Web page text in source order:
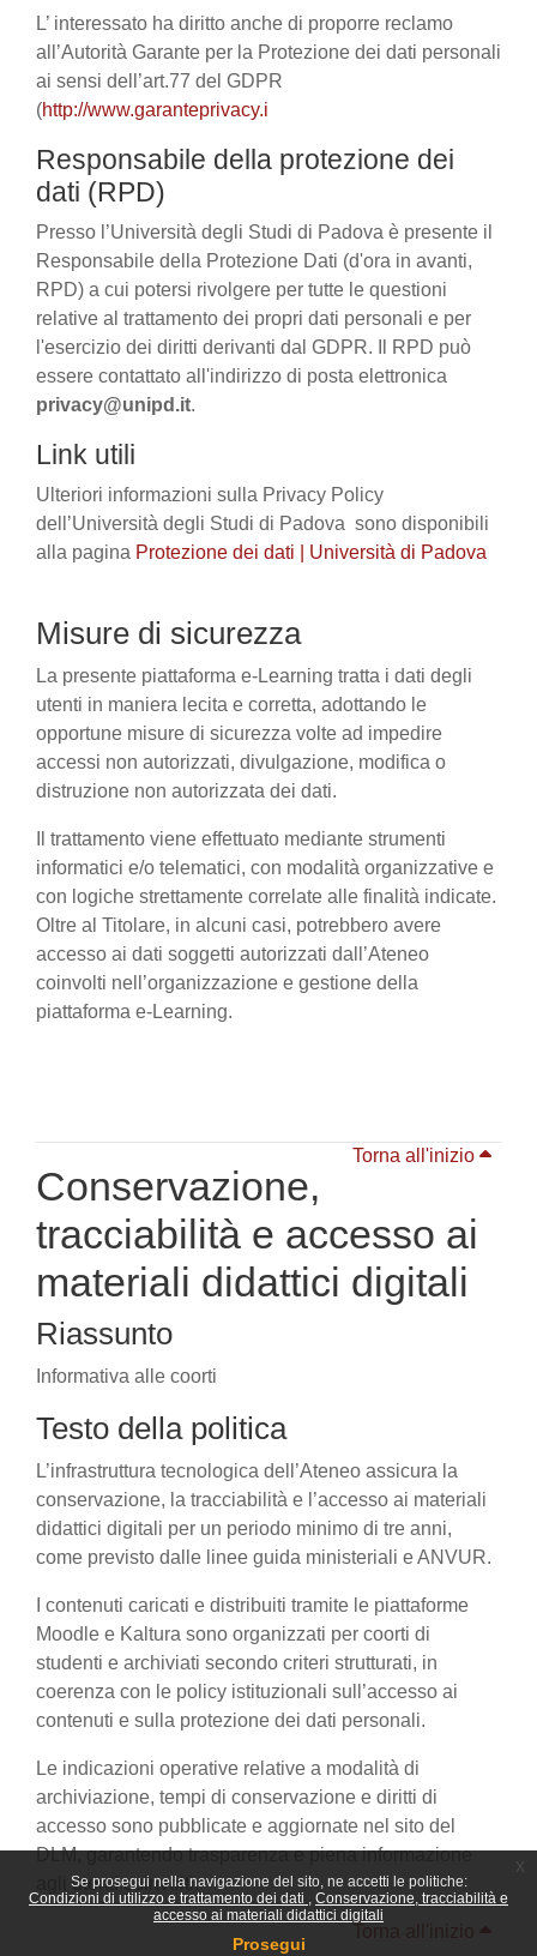
Se prosegui nella navigazione del sito, ne accetti le politiche:
Condizioni di utilizzo e trattamento dei dati
Conservazione, tracciabilità e
accesso ai materiali didattici digitali
Prosegui
L’ interessato ha diritto anche di proporre reclamo
all’Autorità Garante per la Protezione dei dati personali
ai sensi dell’art.77 del GDPR
(http://www.garanteprivacy.i
Responsabile della protezione dei
dati (RPD)
Presso l’Università degli Studi di Padova è presente il
Responsabile della Protezione Dati (d'ora in avanti,
RPD) a cui potersi rivolgere per tutte le questioni
relative al trattamento dei propri dati personali e per
l'esercizio dei diritti derivanti dal GDPR. Il RPD può
essere contattato all'indirizzo di posta elettronica
privacy@unipd.it.
Link utili
Ulteriori informazioni sulla Privacy Policy
dell’Università degli Studi di Padova sono disponibili
alla pagina Protezione dei dati | Università di Padova
Misure di sicurezza
La presente piattaforma e-Learning tratta i dati degli
utenti in maniera lecita e corretta, adottando le
opportune misure di sicurezza volte ad impedire
accessi non autorizzati, divulgazione, modifica o
distruzione non autorizzata dei dati.
Il trattamento viene effettuato mediante strumenti
informatici e/o telematici, con modalità organizzative e
con logiche strettamente correlate alle finalità indicate.
Oltre al Titolare, in alcuni casi, potrebbero avere
accesso ai dati soggetti autorizzati dall’Ateneo
coinvolti nell’organizzazione e gestione della
piattaforma e-Learning.
Torna all'inizio
Conservazione,
tracciabilità e accesso ai
materiali didattici digitali
Riassunto
Informativa alle coorti
Testo della politica
L’infrastruttura tecnologica dell’Ateneo assicura la
conservazione, la tracciabilità e l’accesso ai materiali
didattici digitali per un periodo minimo di tre anni,
come previsto dalle linee guida ministeriali e ANVUR.
I contenuti caricati e distribuiti tramite le piattaforme
Moodle e Kaltura sono organizzati per coorti di
studenti e archiviati secondo criteri strutturati, in
coerenza con le policy istituzionali sull’accesso ai
contenuti e sulla protezione dei dati personali.
Le indicazioni operative relative a modalità di
archiviazione, tempi di conservazione e diritti di
accesso sono pubblicate e aggiornate nel sito del
DLM, garantendo trasparenza e piena informazione
agli utenti coinvolti.